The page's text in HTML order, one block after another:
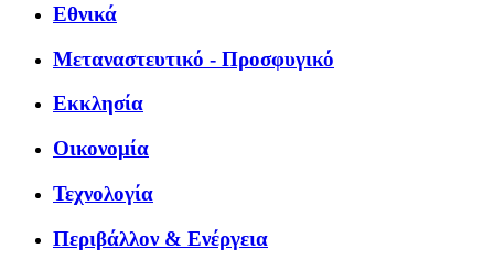
Εθνικά
Μεταναστευτικό - Προσφυγικό
Εκκλησία
Οικονομία
Τεχνολογία
Περιβάλλον & Ενέργεια